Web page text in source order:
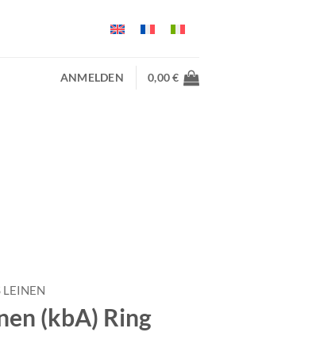
ANMELDEN 0,00€
LEINEN
(kbA) Ring